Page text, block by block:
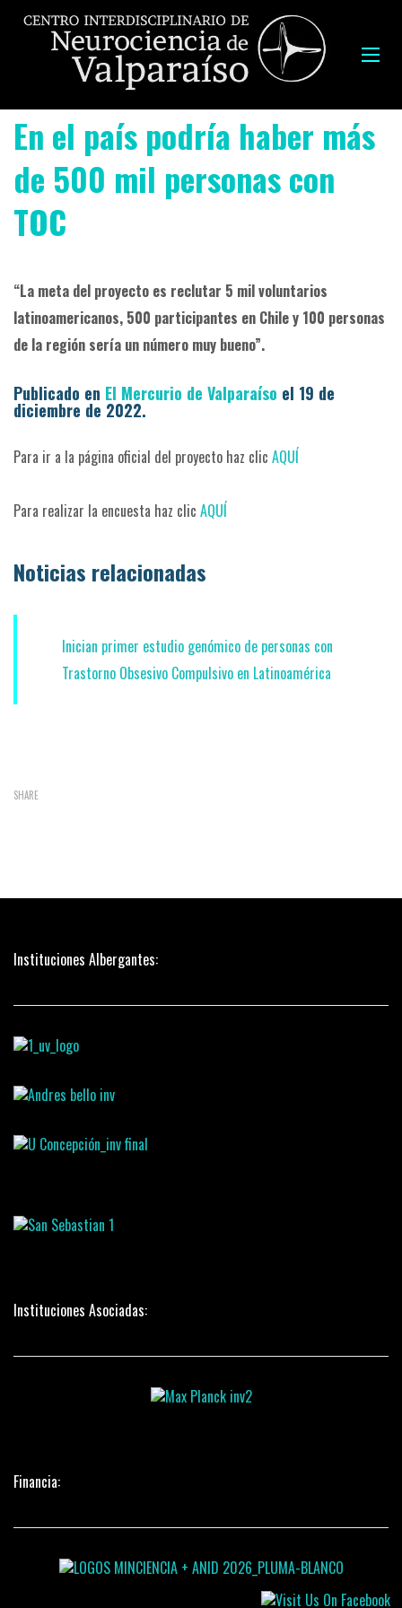
En el país podría haber más
de 500 mil personas con
TOC
“La meta del proyecto es reclutar 5 mil voluntarios
latinoamericanos, 500 participantes en Chile y 100 personas
de la región sería un número muy bueno”.
Publicado en El Mercurio de Valparaíso el 19 de
diciembre de 2022.
Para ir a la página oficial del proyecto haz clic AQUÍ
Para realizar la encuesta haz clic AQUÍ
Noticias relacionadas
Inician primer estudio genómico de personas con
Trastorno Obsesivo Compulsivo en Latinoamérica
SHARE
Instituciones Albergantes:
Instituciones Asociadas:
Financia: